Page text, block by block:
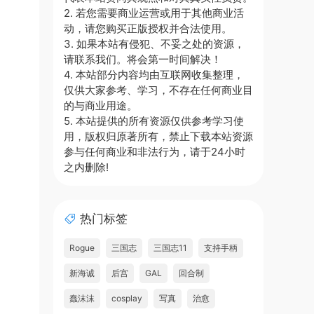
2. 若您需要商业运营或用于其他商业活
动，请您购买正版授权并合法使用。
3. 如果本站有侵犯、不妥之处的资源，
请联系我们。将会第一时间解决！
4. 本站部分内容均由互联网收集整理，
仅供大家参考、学习，不存在任何商业目
的与商业用途。
5. 本站提供的所有资源仅供参考学习使
用，版权归原著所有，禁止下载本站资源
参与任何商业和非法行为，请于24小时
之内删除!
热门标签
Rogue 三国志 三国志11 支持手柄
新海诚 后宫 GAL 回合制
蠢沫沫 cosplay 写真 治愈